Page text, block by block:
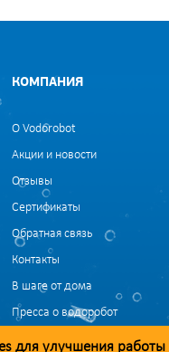
КОМПАНИЯ
О Vodorobot
Акции и новости
Отзывы
Сертификаты
Обратная связь
Контакты
В шаге от дома
Пресса о водоробот
для улучшения работы